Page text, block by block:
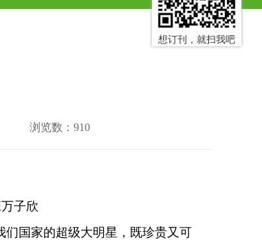
浏览数：910
子欣
国家的超级大明星，既珍贵又可
想订刊，就扫我吧